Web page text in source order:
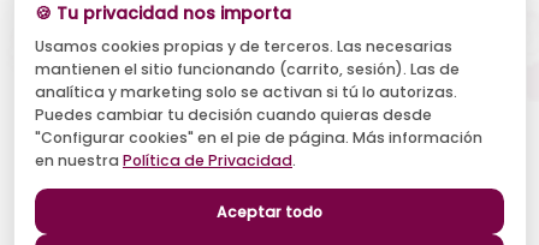
Acepto recibir novedades y ofertas, y el tratamiento de mi
email según la Política de Privacidad . Puedo darme de baja
cuando quiera.
Suscribirse
🍪 Tu privacidad nos importa
Usamos cookies propias y de terceros. Las necesarias
mantienen el sitio funcionando (carrito, sesión). Las de
analítica y marketing solo se activan si tú lo autorizas.
Puedes cambiar tu decisión cuando quieras desde
"Configurar cookies" en el pie de página. Más información
en nuestra Política de Privacidad.
Aceptar todo